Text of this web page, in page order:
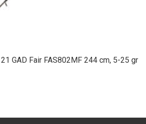
GAD Fair FAS802MF 244 cm, 5-25 gr